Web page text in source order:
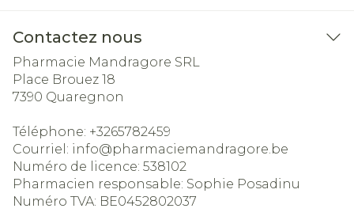
Contactez nous
Pharmacie Mandragore SRL
Place Brouez 18
7390 Quaregnon
Téléphone: +3265782459
Courriel: info@pharmaciemandragore.be
Numéro de licence: 538102
Pharmacien responsable: Sophie Posadinu
Numéro TVA: BE0452802037